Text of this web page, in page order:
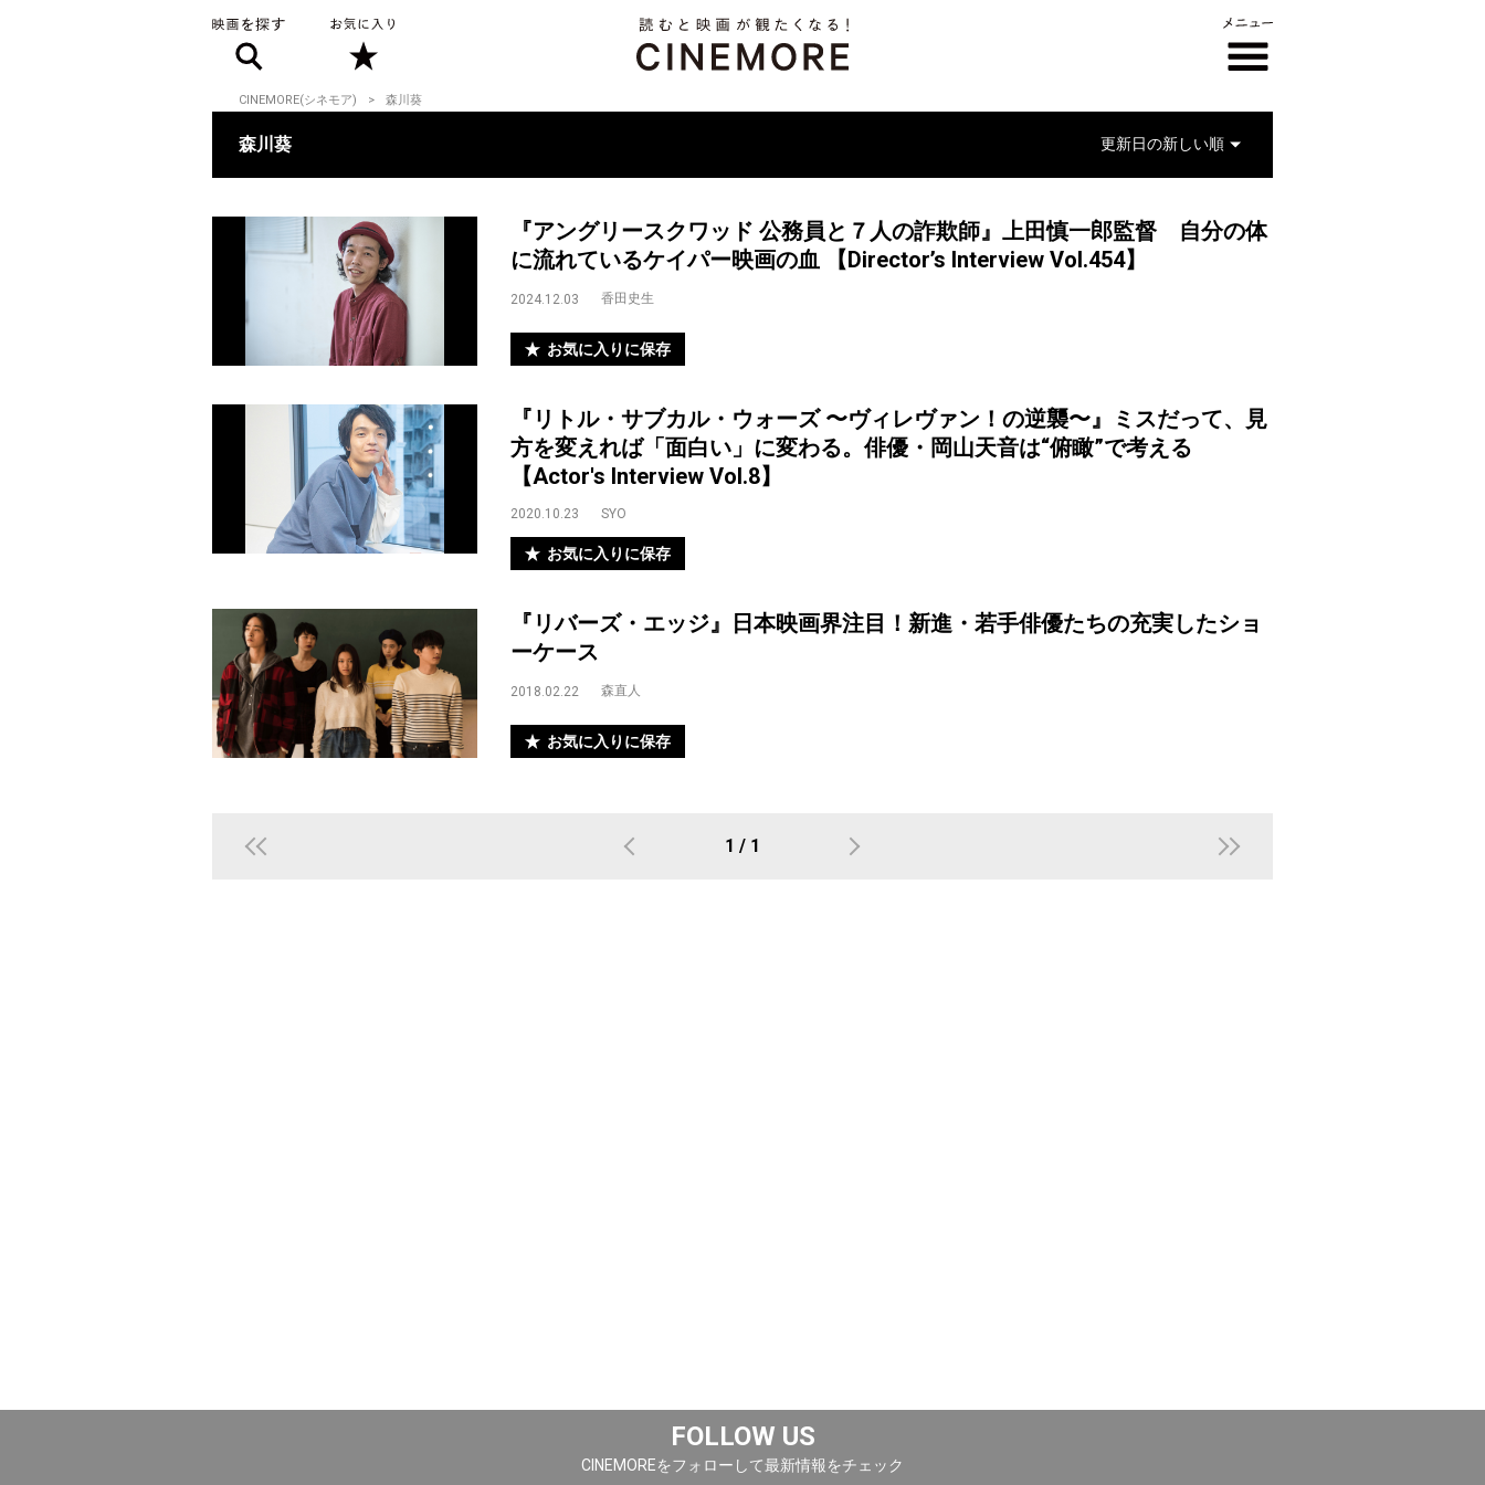
CINEMORE(シネモア) 森川葵
森川葵
『アングリースクワッド 公務員と７人の詐欺師』上田慎一郎監督 自分の体
に流れているケイパー映画の血 【Director’s Interview Vol.454】
2024.12.03 香田史生
お気に入りに保存
『リトル・サブカル・ウォーズ 〜ヴィレヴァン！の逆襲〜』ミスだって、見
方を変えれば「面白い」に変わる。俳優・岡山天音は“俯瞰”で考える
【Actor's Interview Vol.8】
2020.10.23 SYO
お気に入りに保存
『リバーズ・エッジ』日本映画界注目！新進・若手俳優たちの充実したショ
ーケース
2018.02.22 森直人
お気に入りに保存
1 / 1
FOLLOW US
CINEMOREをフォローして最新情報をチェック